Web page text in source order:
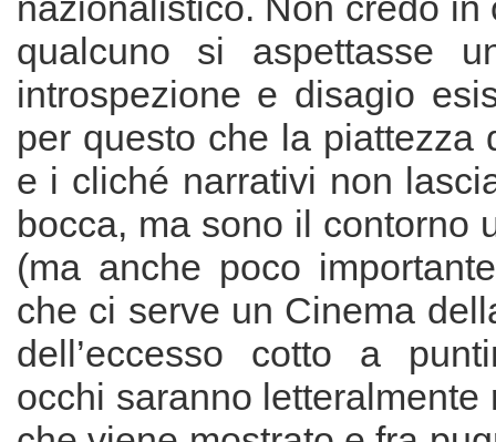
qualcuno si aspettasse
introspezione e disagio
per questo che la piattezza
e i cliché narrativi non
bocca, ma sono il contorno
(ma anche poco
che ci serve un Cinema
dell’eccesso cotto a
occhi saranno letteralmente